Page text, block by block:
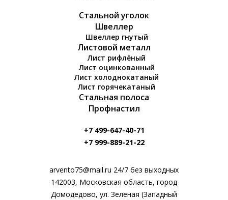
Стальной уголок
Швеллер
Швеллер гнутый
Листовой металл
Лист рифлёный
Лист оцинкованный
Лист холоднокатаный
Лист горячекатаный
Стальная полоса
Профнастил
+7 499-647-40-71
+7 999-889-21-22
arvento75@mail.ru 24/7 без выходных
142003, Московская область, город
Домодедово, ул. Зеленая (Западный